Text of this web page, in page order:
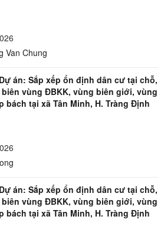
Van Chung
án: Sắp xếp ổn định dân cư tại chỗ,
vùng ĐBKK, vùng biên giới, vùng
tại xã Tân Minh, H. Tràng Định
án: Sắp xếp ổn định dân cư tại chỗ,
vùng ĐBKK, vùng biên giới, vùng
tại xã Tân Minh, H. Tràng Định